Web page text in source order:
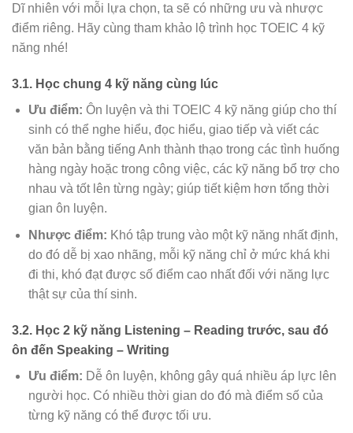
Dĩ nhiên với mỗi lựa chọn, ta sẽ có những ưu và nhược
điểm riêng. Hãy cùng tham khảo lộ trình học TOEIC 4 kỹ
năng nhé!
3.1. Học chung 4 kỹ năng cùng lúc
Ưu điểm: Ôn luyện và thi TOEIC 4 kỹ năng giúp cho thí
sinh có thể nghe hiểu, đọc hiểu, giao tiếp và viết các
văn bản bằng tiếng Anh thành thạo trong các tình huống
hàng ngày hoặc trong công việc, các kỹ năng bổ trợ cho
nhau và tốt lên từng ngày; giúp tiết kiệm hơn tổng thời
gian ôn luyện.
Nhược điểm: Khó tập trung vào một kỹ năng nhất định,
do đó dễ bị xao nhãng, mỗi kỹ năng chỉ ở mức khá khi
đi thi, khó đạt được số điểm cao nhất đối với năng lực
thật sự của thí sinh.
3.2. Học 2 kỹ năng Listening – Reading trước, sau đó
ôn đến Speaking – Writing
Ưu điểm: Dễ ôn luyện, không gây quá nhiều áp lực lên
người học. Có nhiều thời gian do đó mà điểm số của
từng kỹ năng có thể được tối ưu.